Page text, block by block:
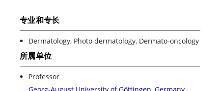
专业和专长
Dermatology, Photo dermatology, Dermato-oncology
所属单位
Professor
Georg-August University of Göttingen, Germany